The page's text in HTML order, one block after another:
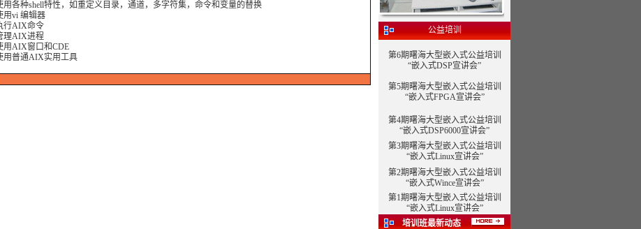
公益培训
第6期曙海大型嵌入式公益培训
“嵌入式DSP宣讲会”
第5期曙海大型嵌入式公益培训
“嵌入式FPGA宣讲会”
第4期曙海大型嵌入式公益培训
“嵌入式DSP6000宣讲会”
第3期曙海大型嵌入式公益培训
“嵌入式Linux宣讲会”
第2期曙海大型嵌入式公益培训
“嵌入式Wince宣讲会”
第1期曙海大型嵌入式公益培训
“嵌入式Linux宣讲会”
培训班最新动态
用各种shell特性，如重定义目录，通道，多字符集，命令和变量的替换
用vi 编辑器
行AIX命令
理AIX进程
用AIX窗口和CDE
用普通AIX实用工具